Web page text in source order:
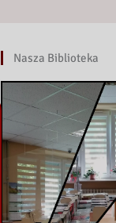
Nasza Biblioteka